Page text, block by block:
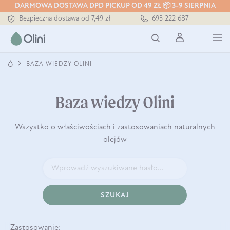
DARMOWA DOSTAWA DPD PICKUP OD 49 ZŁ 📦 3-9 SIERPNIA
Bezpieczna dostawa od 7,49 zł
Darmowa dostawa od 199 zł
Tłoczony zawsze na zimno
693 222 687
BAZA WIEDZY OLINI
Baza wiedzy Olini
Wszystko o właściwościach i zastosowaniach naturalnych
olejów
SZUKAJ
Zastosowanie: